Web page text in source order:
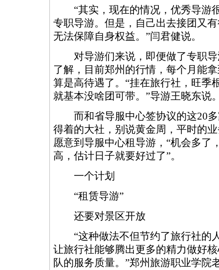
“其实，现在的情况，优秀导游
专职导游。但是，自己出去接团又
无法保障自身权益。”闫君健说。
对导游们来说，即便做了专职导
了解，目前郑州的行情，每个月能
算是高待遇了。“挂在旅行社，旺季
就基本没啥团可带。”导游王晓东说
而和省导服中心签协议的这20多
得着的大社，别说黄金周，平时的
愿意到导服中心租导游，“机会多了
高，估计日子就要好过了”。
一个计划
“租赁导游”
还要对景区开放
“这种做法不但节约了旅行社的
让旅行社能够腾出更多的精力做好
队的服务质量。”郑州旅游职业学院